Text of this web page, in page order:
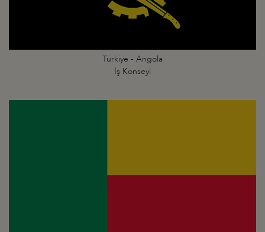
Türkiye - Angola
İş Konseyi